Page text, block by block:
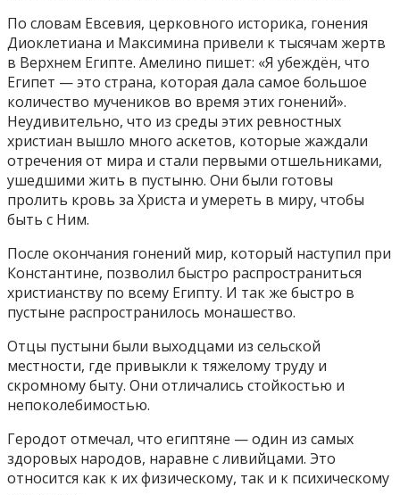
По словам Евсевия, церковного историка, гонения
Диоклетиана и Максимина привели к тысячам жертв
в Верхнем Египте. Амелино пишет: «Я убеждён, что
Египет — это страна, которая дала самое большое
количество мучеников во время этих гонений».
Неудивительно, что из среды этих ревностных
христиан вышло много аскетов, которые жаждали
отречения от мира и стали первыми отшельниками,
ушедшими жить в пустыню. Они были готовы
пролить кровь за Христа и умереть в миру, чтобы
быть с Ним.
После окончания гонений мир, который наступил при
Константине, позволил быстро распространиться
христианству по всему Египту. И так же быстро в
пустыне распространилось монашество.
Отцы пустыни были выходцами из сельской
местности, где привыкли к тяжелому труду и
скромному быту. Они отличались стойкостью и
непоколебимостью.
Геродот отмечал, что египтяне — один из самых
здоровых народов, наравне с ливийцами. Это
относится как к их физическому, так и к психическому